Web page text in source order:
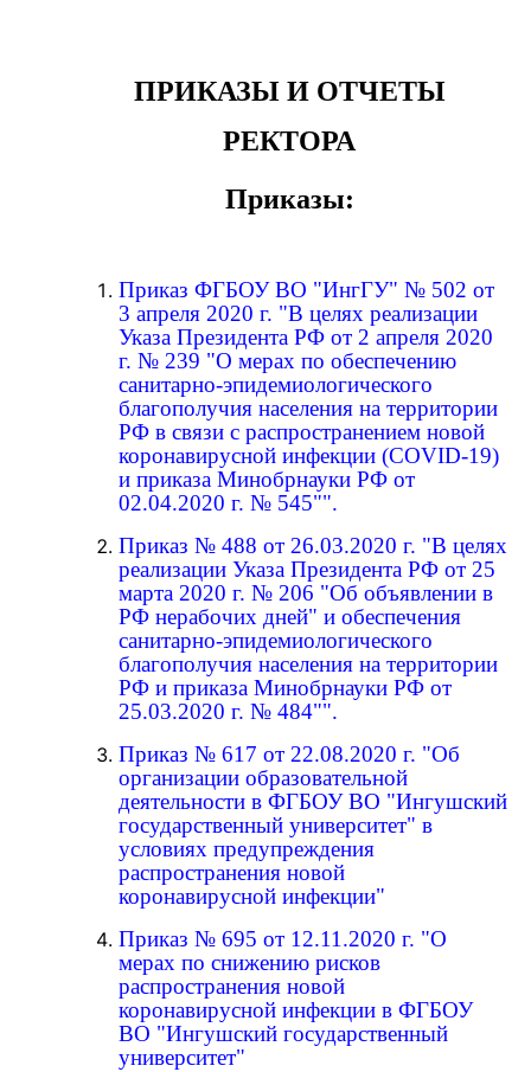
ПРИКАЗЫ И ОТЧЕТЫ
РЕКТОРА
Приказы:
Приказ ФГБОУ ВО "ИнгГУ" № 502 от
3 апреля 2020 г. "В целях реализации
Указа Президента РФ от 2 апреля 2020
г. № 239 "О мерах по обеспечению
санитарно-эпидемиологического
благополучия населения на территории
РФ в связи с распространением новой
коронавирусной инфекции (COVID-19)
и приказа Минобрнауки РФ от
02.04.2020 г. № 545"".
Приказ № 488 от 26.03.2020 г. "В целях
реализации Указа Президента РФ от 25
марта 2020 г. № 206 "Об объявлении в
РФ нерабочих дней" и обеспечения
санитарно-эпидемиологического
благополучия населения на территории
РФ и приказа Минобрнауки РФ от
25.03.2020 г. № 484"".
Приказ № 617 от 22.08.2020 г. "Об
организации образовательной
деятельности в ФГБОУ ВО "Ингушский
государственный университет" в
условиях предупреждения
распространения новой
коронавирусной инфекции"
Приказ № 695 от 12.11.2020 г. "О
мерах по снижению рисков
распространения новой
коронавирусной инфекции в ФГБОУ
ВО "Ингушский государственный
университет"